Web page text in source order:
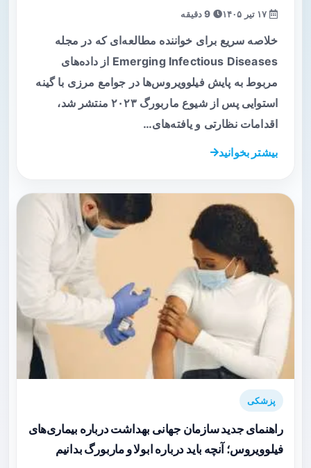
خلاصه سریع برای خواننده مطالعه‌ای که در مجله
Emerging Infectious Diseases از داده‌های
مربوط به پایش فیلوویروس‌ها در جوامع مرزی با گینه
استوایی پس از شیوع ماربورگ ۲۰۲۳ منتشر شد،
اقدامات نظارتی و یافته‌های…
بیشتر بخوانید
پزشکی
راهنمای جدید سازمان جهانی بهداشت درباره بیماری‌های
فیلوویروس؛ آنچه باید درباره ابولا و ماربورگ بدانیم